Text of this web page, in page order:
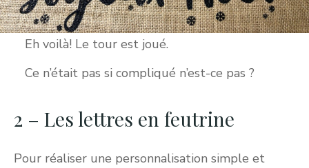
Eh voilà! Le tour est joué.
Ce n’était pas si compliqué n’est-ce pas ?
2 – Les lettres en feutrine
Pour réaliser une personnalisation simple et